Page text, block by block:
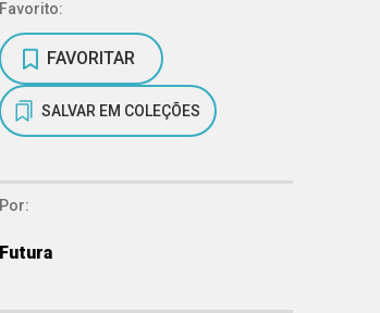
Favorito:
FAVORITAR
SALVAR EM COLEÇÕES
Por:
Futura